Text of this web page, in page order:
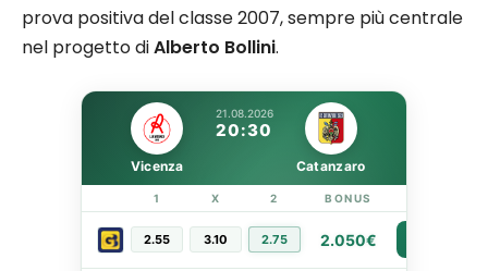
prova positiva del classe 2007, sempre più centrale
nel progetto diAlberto Bollini.
21.08.2026
20:30
Vicenza Catanzaro
1 X 2 BONUS
2.55 3.10 2.75 2.050€